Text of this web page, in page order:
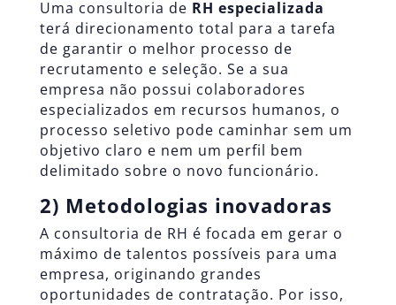
Uma consultoria de RH especializada
terá direcionamento total para a tarefa
de garantir o melhor processo de
recrutamento e seleção. Se a sua
empresa não possui colaboradores
especializados em recursos humanos, o
processo seletivo pode caminhar sem um
objetivo claro e nem um perfil bem
delimitado sobre o novo funcionário.
2) Metodologias inovadoras
A consultoria de RH é focada em gerar o
máximo de talentos possíveis para uma
empresa, originando grandes
oportunidades de contratação. Por isso,